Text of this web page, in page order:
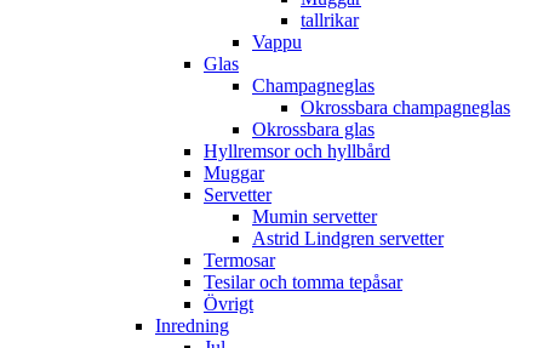
tallrikar
Vappu
Glas
Champagneglas
Okrossbara champagneglas
Okrossbara glas
Hyllremsor och hyllbård
Muggar
Servetter
Mumin servetter
Astrid Lindgren servetter
Termosar
Tesilar och tomma tepåsar
Övrigt
Inredning